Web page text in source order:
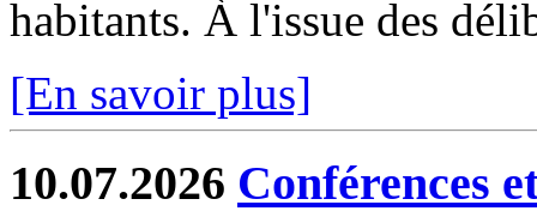
habitants. À l'issue des
[En savoir plus]
10.07.2026 Conférences